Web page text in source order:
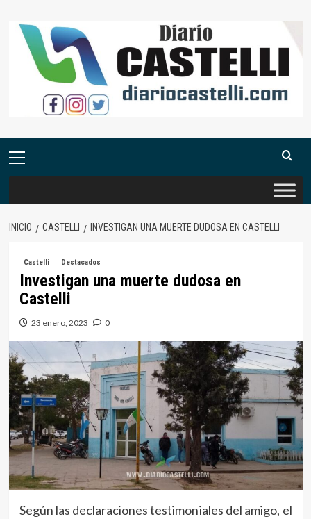
contenido
Menú
INICIO CASTELLI INVESTIGAN UNA MUERTE DUDOSA EN CASTELLI
Castelli Destacados
Investigan una muerte dudosa en
Castelli
23 enero, 2023 0
Según las declaraciones testimoniales del amigo, el